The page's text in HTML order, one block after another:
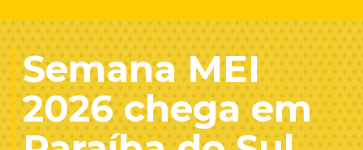
Semana MEI
2026 chega em